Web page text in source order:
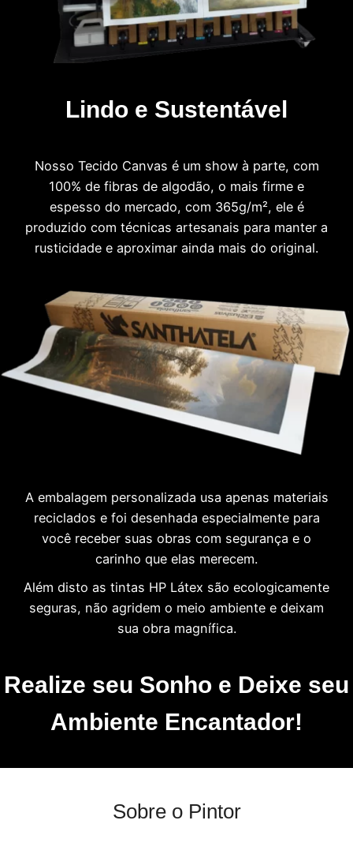
Lindo e Sustentável
Nosso Tecido Canvas é um show à parte, com
100% de fibras de algodão, o mais firme e
espesso do mercado, com 365g/m², ele é
produzido com técnicas artesanais para manter a
rusticidade e aproximar ainda mais do original.
A embalagem personalizada usa apenas materiais
reciclados e foi desenhada especialmente para
você receber suas obras com segurança e o
carinho que elas merecem.
Além disto as tintas HP Látex são ecologicamente
seguras, não agridem o meio ambiente e deixam
sua obra magnífica.
Realize seu Sonho e Deixe seu
Ambiente Encantador!
Sobre o Pintor